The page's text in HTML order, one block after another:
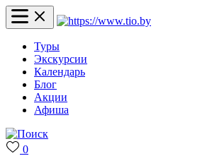
Туры
Экскурсии
Календарь
Блог
Акции
Афиша
0